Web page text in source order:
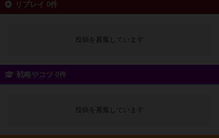
リプレイ 0件
投稿を募集しています
戦略やコツ 0件
投稿を募集しています